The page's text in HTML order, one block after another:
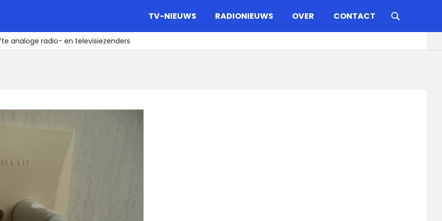
TV-NIEUWS RADIONIEUWS OVER CONTACT
analoge radio- en televisiezenders